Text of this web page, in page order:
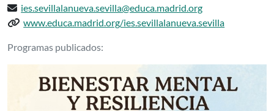
Email:ies.sevillalanueva.sevilla@educa.madrid.org
Web del centro:
www.educa.madrid.org/ies.sevillalanueva.sevilla
Podcasts delIES SEVILLA LA NUEVA
Programas publicados: